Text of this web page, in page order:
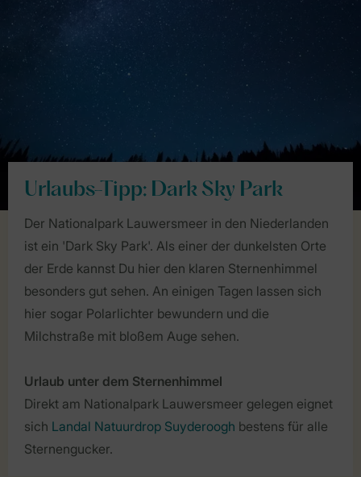
Urlaubs-Tipp: Dark Sky Park
Der Nationalpark Lauwersmeer in den Niederlanden
ist ein 'Dark Sky Park'. Als einer der dunkelsten Orte
der Erde kannst Du hier den klaren Sternenhimmel
besonders gut sehen. An einigen Tagen lassen sich
hier sogar Polarlichter bewundern und die
Milchstraße mit bloßem Auge sehen.
Urlaub unter dem Sternenhimmel
Direkt am Nationalpark Lauwersmeer gelegen eignet
sich Landal Natuurdrop Suyderoogh bestens für alle
Sternengucker.